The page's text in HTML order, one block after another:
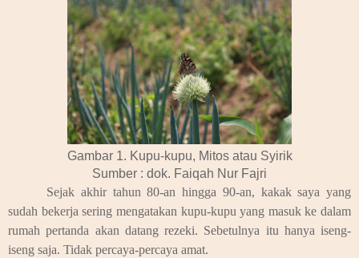
Gambar 1. Kupu-kupu, Mitos atau Syirik
Sumber : dok. Faiqah Nur Fajri
Sejak akhir tahun 80-an hingga 90-an, kakak saya yang
sudah bekerja sering mengatakan kupu-kupu yang masuk ke dalam
rumah pertanda akan datang rezeki. Sebetulnya itu hanya iseng-
iseng saja. Tidak percaya-percaya amat.